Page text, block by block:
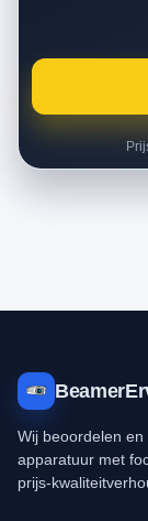
Wij beoordelen
apparatuur met
prijs-